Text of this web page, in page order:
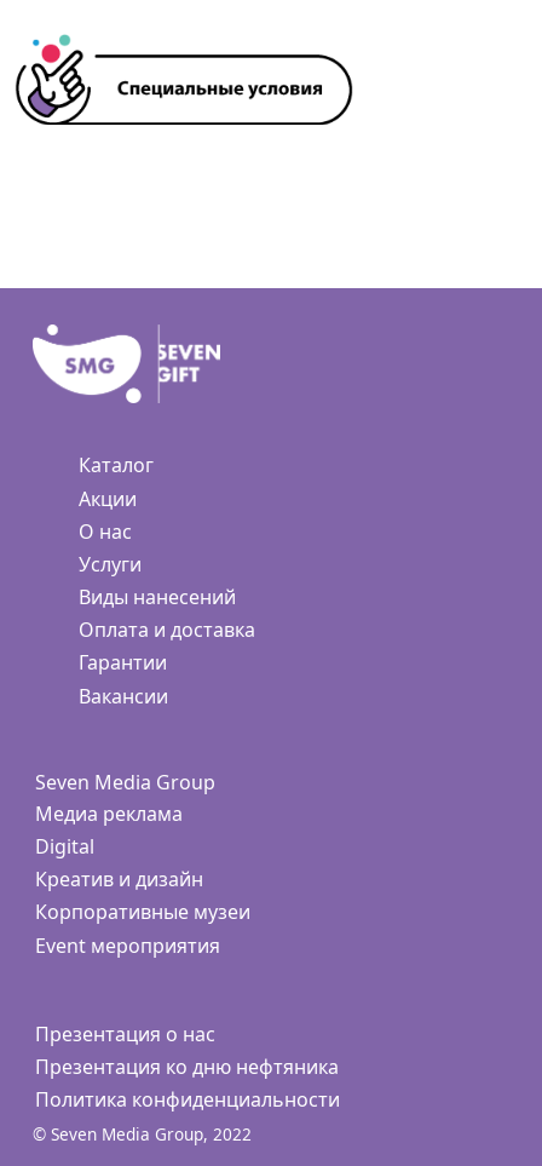
Каталог
Акции
О нас
Услуги
Виды нанесений
Оплата и доставка
Гарантии
Вакансии
Seven Media Group
Медиа реклама
Digital
Креатив и дизайн
Корпоративные музеи
Event мероприятия
Презентация о нас
Презентация ко дню нефтяника
Политика конфиденциальности
© Seven Media Group, 2022